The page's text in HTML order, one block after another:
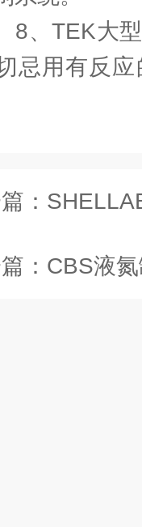
TEK大型
忌用有反
：
： CBS液